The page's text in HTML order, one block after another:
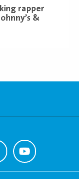
rapper
&
Ga
naar
Youtube